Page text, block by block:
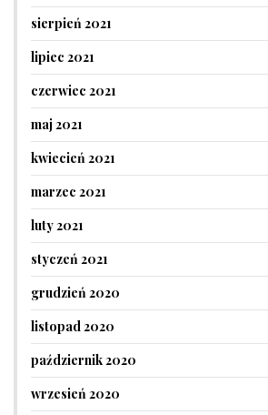
sierpień 2021
lipiec 2021
czerwiec 2021
maj 2021
kwiecień 2021
marzec 2021
luty 2021
styczeń 2021
grudzień 2020
listopad 2020
październik 2020
wrzesień 2020